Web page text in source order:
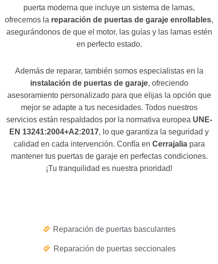
puerta moderna que incluye un sistema de lamas,
ofrecemos la reparación de puertas de garaje enrollables,
asegurándonos de que el motor, las guías y las lamas estén
en perfecto estado.
Además de reparar, también somos especialistas en la
instalación de puertas de garaje, ofreciendo
asesoramiento personalizado para que elijas la opción que
mejor se adapte a tus necesidades. Todos nuestros
servicios están respaldados por la normativa europea UNE-
EN 13241:2004+A2:2017, lo que garantiza la seguridad y
calidad en cada intervención. Confía en Cerrajaliapara
mantener tus puertas de garaje en perfectas condiciones.
¡Tu tranquilidad es nuestra prioridad!
Reparación de puertas basculantes
Reparación de puertas seccionales